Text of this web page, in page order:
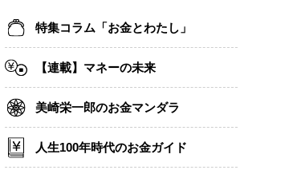
特集コラム「お金とわたし」
【連載】マネーの未来
美崎栄一郎のお金マンダラ
人生100年時代のお金ガイド